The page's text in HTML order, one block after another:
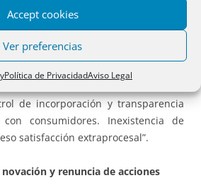
Accept cookies
Ver preferencias
Política de PrivacidadAviso Legal
Reiteración de la
2022, de 23 de diciembre de 2022
de incorporación y transparencia
consumidores. Inexistencia de
satisfacción extraprocesal”.
y renuncia de acciones